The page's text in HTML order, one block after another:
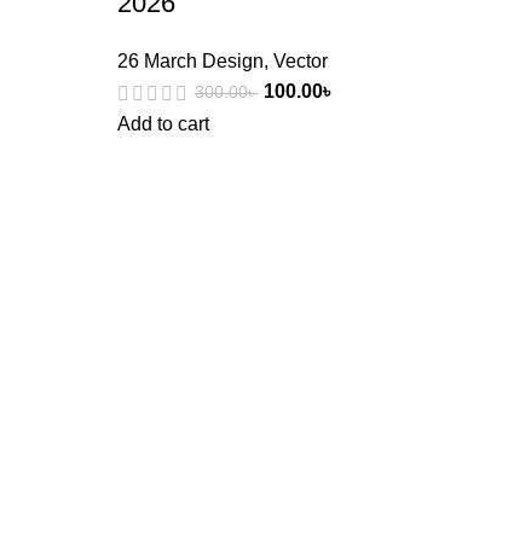
26 March Design, Vector
300.00৳ 100.00৳
Add to cart